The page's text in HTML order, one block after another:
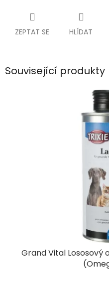
ZEPTAT SE HLÍDAT
Související produkty
Grand Vital Lososový